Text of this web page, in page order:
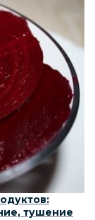
тушение